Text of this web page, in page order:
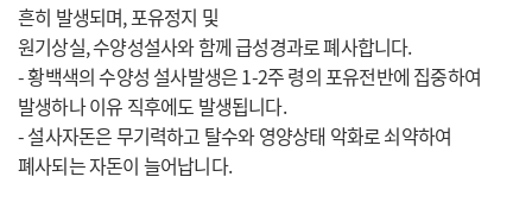
흔히 발생되며, 포유정지 및
원기상실, 수양성설사와 함께 급성경과로 폐사합니다.
- 황백색의 수양성 설사발생은 1-2주 령의 포유전반에 집중하여
발생하나 이유 직후에도 발생됩니다.
- 설사자돈은 무기력하고 탈수와 영양상태 악화로 쇠약하여
폐사되는 자돈이 늘어납니다.